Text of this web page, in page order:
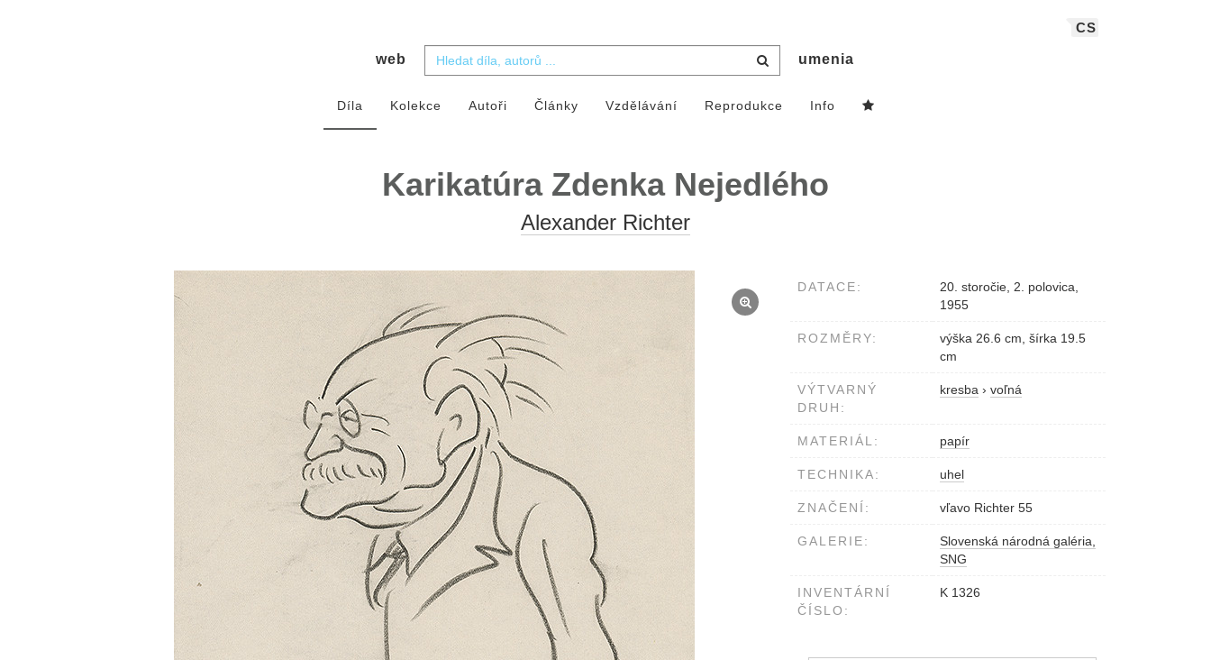
CS
web umenia
Díla Kolekce Autoři Články Vzdělávání Reprodukce Info
Karikatúra Zdenka Nejedlého
Alexander Richter
DATACE:
20. storočie, 2. polovica,
1955
ROZMĚRY:
výška 26.6 cm, šírka 19.5
cm
VÝTVARNÝ
DRUH:
kresba › voľná
MATERIÁL: papír
TECHNIKA: uhel
ZNAČENÍ: vľavo Richter 55
GALERIE:
Slovenská národná galéria,
SNG
INVENTÁRNÍ
ČÍSLO:
K 1326